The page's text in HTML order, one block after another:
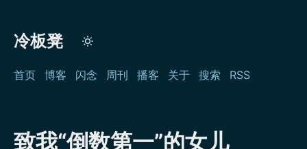
冷板凳
首页 博客 闪念 周刊 播客 关于 搜索 RSS
致我“倒数第一”的女儿